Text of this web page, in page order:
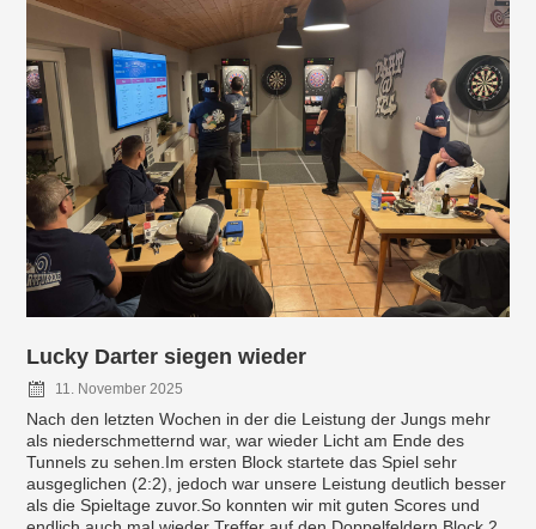
Lucky Darter siegen wieder
11. November 2025
Nach den letzten Wochen in der die Leistung der Jungs mehr
als niederschmetternd war, war wieder Licht am Ende des
Tunnels zu sehen.Im ersten Block startete das Spiel sehr
ausgeglichen (2:2), jedoch war unsere Leistung deutlich besser
als die Spieltage zuvor.So konnten wir mit guten Scores und